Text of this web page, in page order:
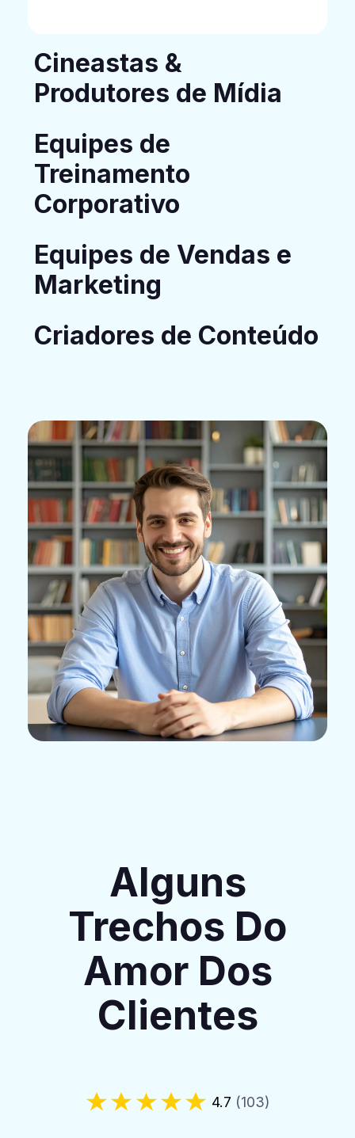
Cineastas &
Produtores de Mídia
Equipes de
Treinamento
Corporativo
Equipes de Vendas e
Marketing
Criadores de Conteúdo
Alguns
Trechos Do
Amor Dos
Clientes
4.7 (103)